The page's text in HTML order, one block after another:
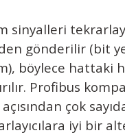
sinyalleri
gönderilir (bit
böylece hattaki
Profibus
çok
iyi bir